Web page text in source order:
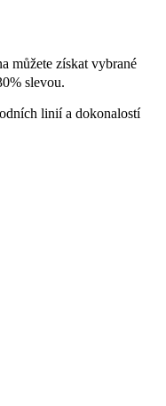
můžete získat vybrané
slevou.
linií a dokonalostí